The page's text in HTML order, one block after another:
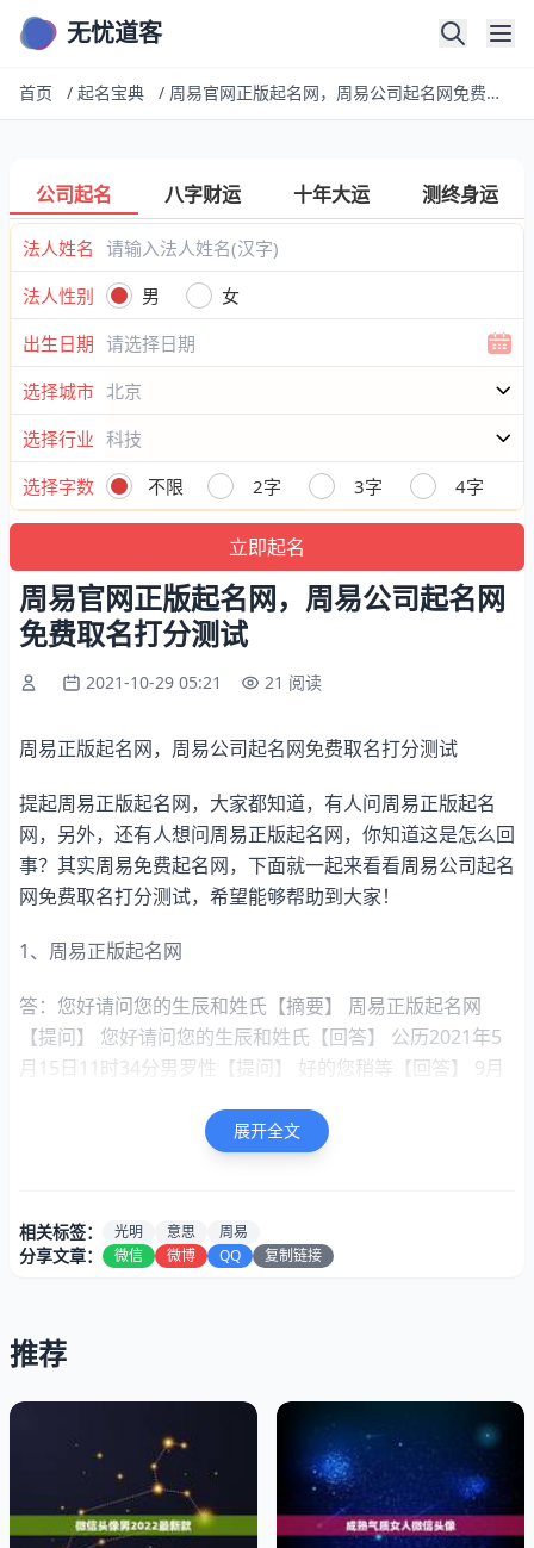
无忧道客
首页 / 起名宝典 / 周易官网正版起名网，周易公司起名网免费取名打分测试
公司起名 八字财运 十年大运 测终身运
法人姓名
法人性别
男
女
出生日期
选择城市
选择行业
选择字数
不限 2字 3字 4字
周易官网正版起名网，周易公司起名网
免费取名打分测试
2021-10-29 05:21 21 阅读
周易正版起名网，周易公司起名网免费取名打分测试
提起周易正版起名网，大家都知道，有人问周易正版起名
网，另外，还有人想问周易正版起名网，你知道这是怎么回
事？其实周易免费起名网，下面就一起来看看周易公司起名
网免费取名打分测试，希望能够帮助到大家！
1、周易正版起名网
答：您好请问您的生辰和姓氏【摘要】 周易正版起名网
【提问】 您好请问您的生辰和姓氏【回答】 公历2021年5
月15日11时34分男罗性【提问】 好的您稍等【回答】 9月
水，八字偏强，八字喜【…
致远 （出自诸葛亮的《诫》：“非淡泊无以明志，非宁静无
以致远”）­俊驰（出自成语：俊才星驰）­雨泽 （恩惠像雨一
读shèng；“睿”是智慧的意思）­天佑（生来就有上天的孩
子）­文昊（昊的字意是：广大无边）­修洁（修：形容身材修
航（好男儿，就放他去远航吧）­旭尧 （旭：旭日 尧：上古
时期的贤明君主，后泛指 ）­鸿涛 （鸿：旺盛，兴盛 ）­伟祺
（伟：伟大 祺 ：吉祥 ）­荣轩 （轩：气度不凡 ）­越泽
（泽：的水源）­浩宇 （胸怀犹如宇宙，浩瀚无穷）­瑾瑜
展开全文
相关标签： 光明 意思 周易
分享文章： 微信 微博 QQ 复制链接
推荐